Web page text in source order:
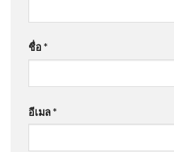
ชื่อ *
อีเมล*